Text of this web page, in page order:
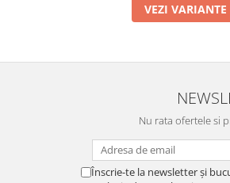
VEZI VARIANTE
Nu rata ofertele si
Înscrie-te la newsletter și